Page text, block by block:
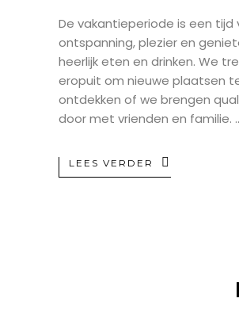
De vakantieperiode is een tijd
ontspanning, plezier en
heerlijk eten en drinken. We
eropuit om nieuwe plaatsen
ontdekken of we brengen
door met vrienden en familie.
LEES VERDER